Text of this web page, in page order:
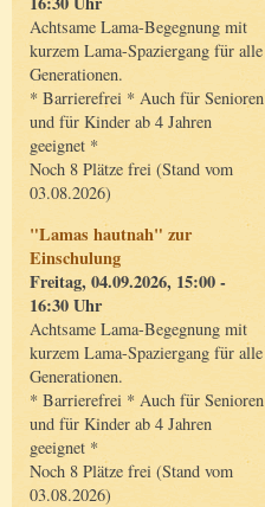
Achtsame Lama-Begegnung mit
kurzem Lama-Spaziergang für alle
Generationen.
* Barrierefrei * Auch für Senioren
und für Kinder ab 4 Jahren
geeignet *
Noch 8 Plätze frei (Stand vom
03.08.2026)
"Lamas hautnah" zur
Einschulung
Freitag, 04.09.2026, 15:00 -
16:30 Uhr
Achtsame Lama-Begegnung mit
kurzem Lama-Spaziergang für alle
Generationen.
* Barrierefrei * Auch für Senioren
und für Kinder ab 4 Jahren
geeignet *
Noch 8 Plätze frei (Stand vom
03.08.2026)